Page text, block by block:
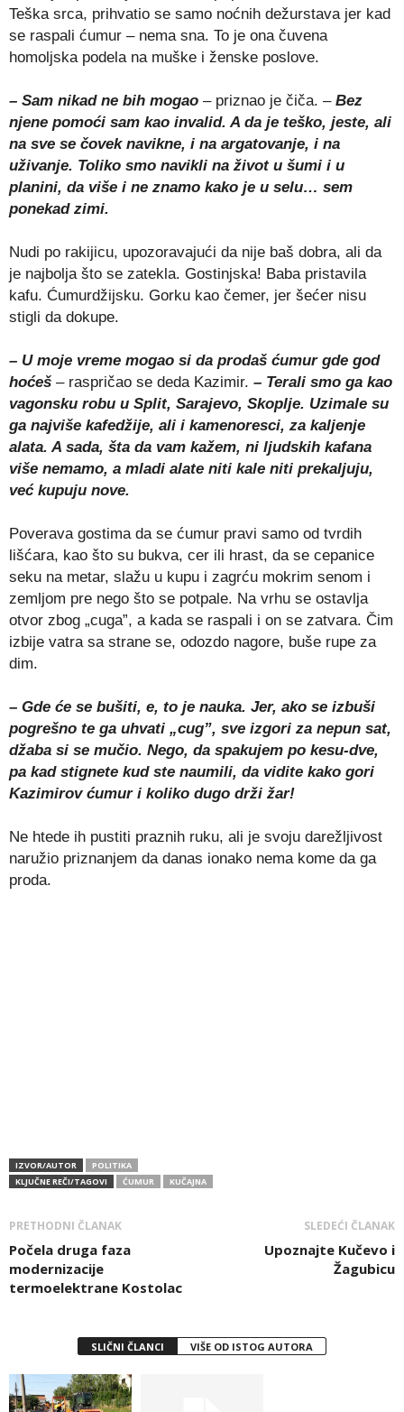
Teška srca, prihvatio se samo noćnih dežurstava jer kad
se raspali ćumur – nema sna. To je ona čuvena
homoljska podela na muške i ženske poslove.
– Sam nikad ne bih mogao – priznao je čiča. – Bez
njene pomoći sam kao invalid. A da je teško, jeste, ali
na sve se čovek navikne, i na argatovanje, i na
uživanje. Toliko smo navikli na život u šumi i u
planini, da više i ne znamo kako je u selu… sem
ponekad zimi.
Nudi po rakijicu, upozoravajući da nije baš dobra, ali da
je najbolja što se zatekla. Gostinjska! Baba pristavila
kafu. Ćumurdžijsku. Gorku kao čemer, jer šećer nisu
stigli da dokupe.
– U moje vreme mogao si da prodaš ćumur gde god
hoćeš – raspričao se deda Kazimir. – Terali smo ga kao
vagonsku robu u Split, Sarajevo, Skoplje. Uzimale su
ga najviše kafedžije, ali i kamenoresci, za kaljenje
alata. A sada, šta da vam kažem, ni ljudskih kafana
više nemamo, a mladi alate niti kale niti prekaljuju,
već kupuju nove.
Poverava gostima da se ćumur pravi samo od tvrdih
lišćara, kao što su bukva, cer ili hrast, da se cepanice
seku na metar, slažu u kupu i zagrću mokrim senom i
zemljom pre nego što se potpale. Na vrhu se ostavlja
otvor zbog „cuga”, a kada se raspali i on se zatvara. Čim
izbije vatra sa strane se, odozdo nagore, buše rupe za
dim.
– Gde će se bušiti, e, to je nauka. Jer, ako se izbuši
pogrešno te ga uhvati „cug”, sve izgori za nepun sat,
džaba si se mučio. Nego, da spakujem po kesu-dve,
pa kad stignete kud ste naumili, da vidite kako gori
Kazimirov ćumur i koliko dugo drži žar!
Ne htede ih pustiti praznih ruku, ali je svoju darežljivost
naružio priznanjem da danas ionako nema kome da ga
proda.
IZVOR/AUTOR
POLITIKA
KLJUČNE REČI/TAGOVI
ĆUMUR KUČAJNA
PRETHODNI ČLANAK
Počela druga faza
modernizacije
termoelektrane Kostolac
SLEDEĆI ČLANAK
Upoznajte Kučevo i
Žagubicu
SLIČNI ČLANCI VIŠE OD ISTOG AUTORA